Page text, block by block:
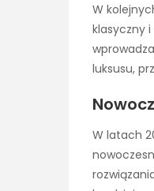
W
klasyczny
luksusu,
W latach